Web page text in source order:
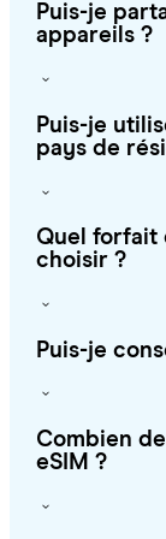
Puis-je
appareils ?
Puis-je
pays de
Quel forfait
choisir ?
Puis-je
Combien
eSIM ?